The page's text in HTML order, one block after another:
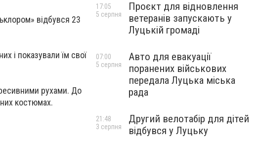
відбувся 23
і показували їм свої
рухами. До
костюмах.
Проєкт для відновлення
ветеранів запускають у
Луцькій громаді
17:05
5 серпня
Авто для евакуації
поранених військових
передала Луцька міська
рада
07:00
5 серпня
Другий велотабір для дітей
відбувся у Луцьку
21:48
3 серпня